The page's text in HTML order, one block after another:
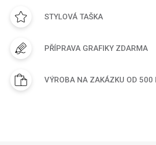
STYLOVÁ TAŠKA
PŘÍPRAVA GRAFIKY ZDARMA
VÝROBA NA ZAKÁZKU OD 500